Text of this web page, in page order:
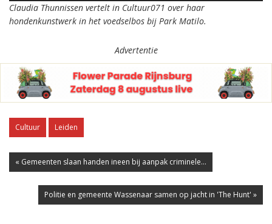
Claudia Thunnissen vertelt in Cultuur071 over haar
hondenkunstwerk in het voedselbos bij Park Matilo.
Advertentie
Cultuur Leiden
« Gemeenten slaan handen ineen bij aanpak criminele...
Politie en gemeente Wassenaar samen op jacht in 'The Hunt' »